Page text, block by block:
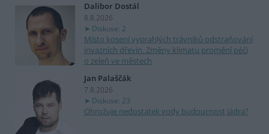
Dalibor Dostál
8.8.2026
Diskuse: 2
Místo kosení vyprahlých trávníků odstraňování
invazních dřevin. Změny klimatu promění péči
o zeleň ve městech
Jan Palaščák
7.8.2026
Diskuse: 23
Ohrožuje nedostatek vody budoucnost jádra?